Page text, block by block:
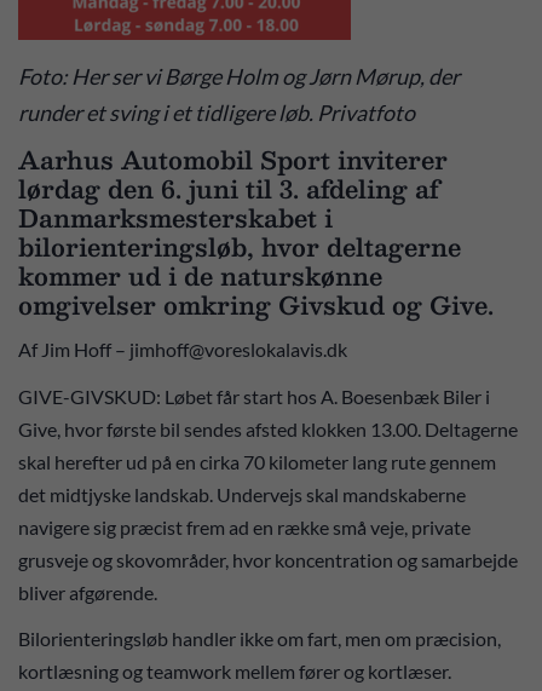
Foto: Her ser vi Børge Holm og Jørn Mørup, der
runder et sving i et tidligere løb. Privatfoto
Aarhus Automobil Sport inviterer
lørdag den 6. juni til 3. afdeling af
Danmarksmesterskabet i
bilorienteringsløb, hvor deltagerne
kommer ud i de naturskønne
omgivelser omkring Givskud og Give.
Af Jim Hoff – jimhoff@voreslokalavis.dk
GIVE-GIVSKUD: Løbet får start hos A. Boesenbæk Biler i
Give, hvor første bil sendes afsted klokken 13.00. Deltagerne
skal herefter ud på en cirka 70 kilometer lang rute gennem
det midtjyske landskab. Undervejs skal mandskaberne
navigere sig præcist frem ad en række små veje, private
grusveje og skovområder, hvor koncentration og samarbejde
bliver afgørende.
Bilorienteringsløb handler ikke om fart, men om præcision,
kortlæsning og teamwork mellem fører og kortlæser.